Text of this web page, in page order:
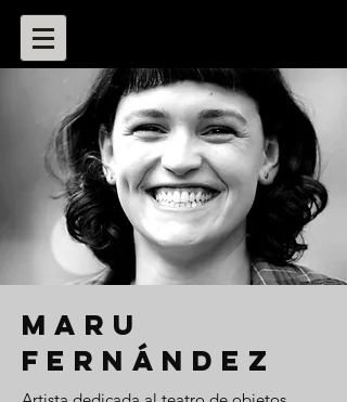
Maru
Fernández